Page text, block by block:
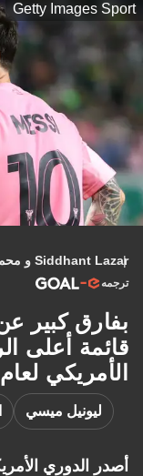
Getty
و محمد سعيد
كبير عن
أعلى
لعام 2025
ميسي الدوري
الأمريكي